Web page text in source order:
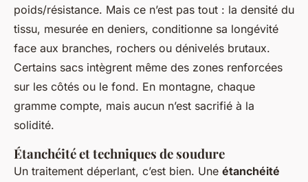
poids/résistance. Mais ce n’est pas tout : la densité du
tissu, mesurée en deniers, conditionne sa longévité
face aux branches, rochers ou dénivelés brutaux.
Certains sacs intègrent même des zones renforcées
sur les côtés ou le fond. En montagne, chaque
gramme compte, mais aucun n’est sacrifié à la
solidité.
Étanchéité et techniques de soudure
Un traitement déperlant, c’est bien. Une étanchéité